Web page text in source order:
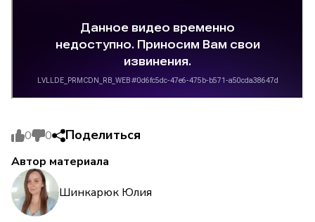
0 0 Поделиться
Автор материала
Шинкарюк Юлия